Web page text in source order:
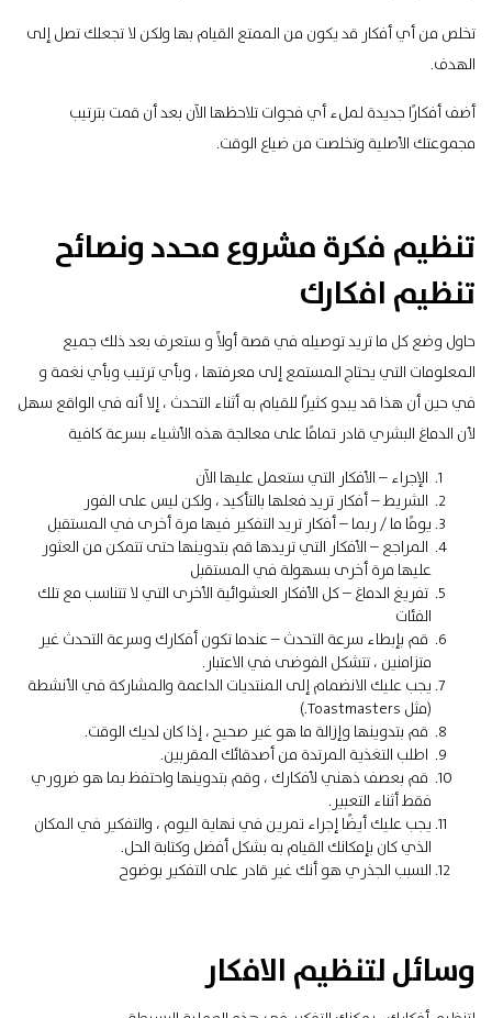
تخلص من أي أفكار قد يكون من الممتع القيام بها ولكن لا تجعلك تصل إلى
الهدف.
أضف أفكارًا جديدة لملء أي فجوات تلاحظها الآن بعد أن قمت بترتيب
مجموعتك الأصلية وتخلصت من ضياع الوقت.
تنظيم فكرة مشروع محدد ونصائح
تنظيم افكارك
حاول وضع كل ما تريد توصيله في قصة أولاً و ستعرف بعد ذلك جميع
المعلومات التي يحتاج المستمع إلى معرفتها ، وبأي ترتيب وبأي نغمة و
في حين أن هذا قد يبدو كثيرًا للقيام به أثناء التحدث ، إلا أنه في الواقع سهل
لأن الدماغ البشري قادر تمامًا على معالجة هذه الأشياء بسرعة كافية
الإجراء – الأفكار التي ستعمل عليها الآن
الشريط – أفكار تريد فعلها بالتأكيد ، ولكن ليس على الفور
يومًا ما / ربما – أفكار تريد التفكير فيها مرة أخرى في المستقبل
المراجع – الأفكار التي تريدها قم بتدوينها حتى تتمكن من العثور
عليها مرة أخرى بسهولة في المستقبل
تفريغ الدماغ – كل الأفكار العشوائية الأخرى التي لا تتناسب مع تلك
الفئات
قم بإبطاء سرعة التحدث – عندما تكون أفكارك وسرعة التحدث غير
متزامنين ، تتشكل الفوضى في الاعتبار.
يجب عليك الانضمام إلى المنتديات الداعمة والمشاركة في الأنشطة
(مثل Toastmasters.)
قم بتدوينها وإزالة ما هو غير صحيح ، إذا كان لديك الوقت.
اطلب التغذية المرتدة من أصدقائك المقربين.
قم بعصف ذهني لأفكارك ، وقم بتدوينها واحتفظ بما هو ضروري
فقط أثناء التعبير.
يجب عليك أيضًا إجراء تمرين في نهاية اليوم ، والتفكير في المكان
الذي كان بإمكانك القيام به بشكل أفضل وكتابة الحل.
السبب الجذري هو أنك غير قادر على التفكير بوضوح
وسائل لتنظيم الافكار